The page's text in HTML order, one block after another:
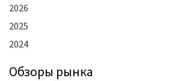
2026
2025
2024
Oбзоры рынка